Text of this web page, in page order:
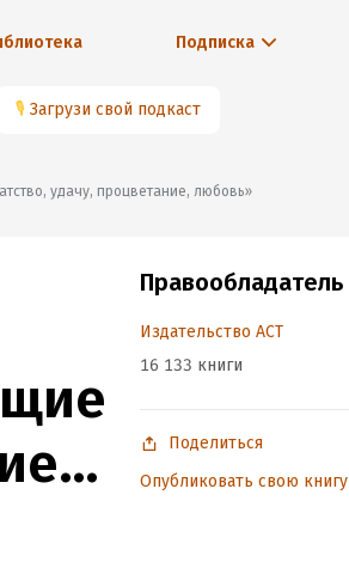
Подписка
🎙 Загрузи свой подкаст
удачу, процветание, любовь»
Правообладатель
Издательство АСТ
16 133 книги
Поделиться
Опубликовать свою книгу